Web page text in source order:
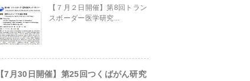
【７月２日開催】第8回トラン
スボーダー医学研究...
【7月30日開催】第25回つくばがん研究